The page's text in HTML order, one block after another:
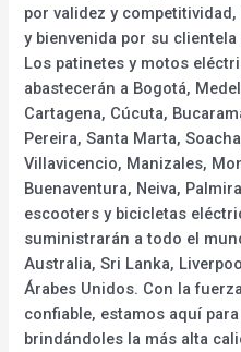
por validez y
y bienvenida por su
Los patinetes y motos
abastecerán a Bogotá,
Cartagena, Cúcuta,
Pereira, Santa Marta,
Villavicencio, Manizales,
Buenaventura, Neiva,
escooters y bicicletas
suministrarán a todo el
Australia, Sri Lanka,
Árabes Unidos. Con la
confiable, estamos aquí
brindándoles la más alta